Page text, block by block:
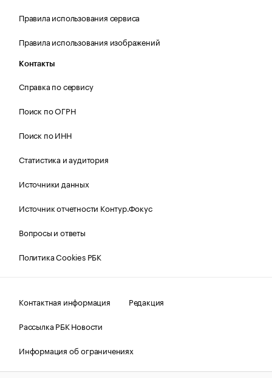
Правила использования сервиса
Правила использования изображений
Контакты
Справка по сервису
Поиск по ОГРН
Поиск по ИНН
Статистика и аудитория
Источники данных
Источник отчетности Контур.Фокус
Вопросы и ответы
Политика Cookies РБК
Контактная информация
Редакция
Рассылка РБК Новости
Информация об ограничениях
Правовая информация
О соблюдении авторских прав